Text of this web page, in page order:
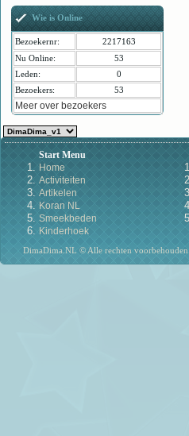
Wie is Online
Bezoekernr:
2217163
Nu Online:
53
Leden:
0
Bezoekers:
53
Meer over bezoekers
Start Menu
Home
Activiteiten
Artikelen
Koran NL
Smeekbeden
Kinderhoek
DimaDima.NL © Alle rechten voorbehouden